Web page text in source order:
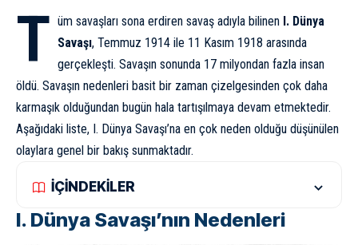
T üm savaşları sona erdiren savaş adıyla bilinen I. Dünya
Savaşı, Temmuz 1914 ile 11 Kasım 1918 arasında
gerçekleşti. Savaşın sonunda 17 milyondan fazla insan
öldü. Savaşın nedenleri basit bir zaman çizelgesinden çok daha
karmaşık olduğundan bugün hala tartışılmaya devam etmektedir.
Aşağıdaki liste, I. Dünya Savaşı’na en çok neden olduğu düşünülen
olaylara genel bir bakış sunmaktadır.
İÇİNDEKİLER
I. Dünya Savaşı’nın Nedenleri